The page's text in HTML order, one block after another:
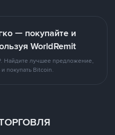
— покупайте и
WorldRemit
Найдите лучшее предложение,
покупать Bitcoin.